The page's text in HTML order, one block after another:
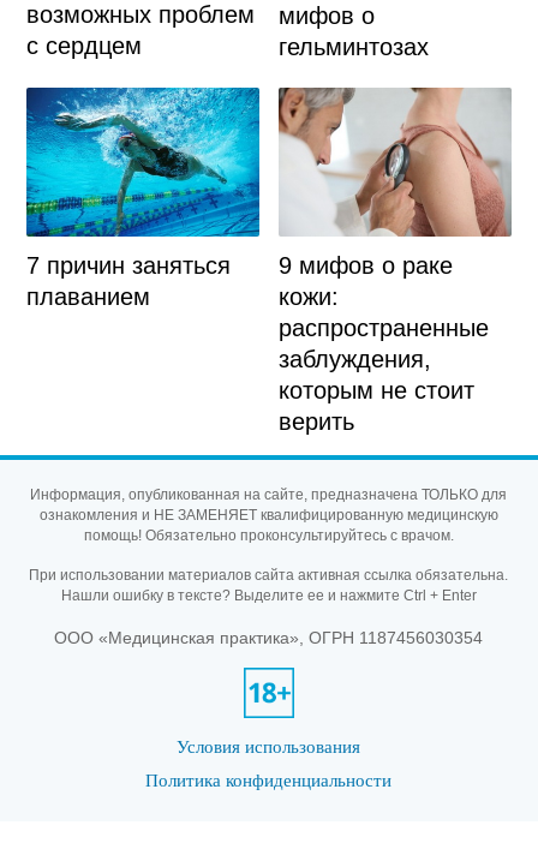
возможных проблем
с сердцем
мифов о
гельминтозах
7 причин заняться
плаванием
9 мифов о раке
кожи:
распространенные
заблуждения,
которым не стоит
верить
Информация, опубликованная на сайте, предназначена ТОЛЬКО для
ознакомления и НЕ ЗАМЕНЯЕТ квалифицированную медицинскую
помощь! Обязательно проконсультируйтесь с врачом.
При использовании материалов сайта активная ссылка обязательна.
Нашли ошибку в тексте? Выделите ее и нажмите Ctrl + Enter
ООО «Медицинская практика», ОГРН 1187456030354
Условия использования
Политика конфиденциальности